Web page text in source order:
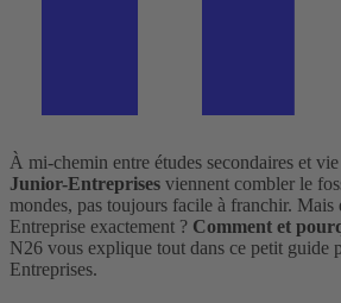
À mi-chemin entre études secondaires et
Junior-Entreprises viennent combler le
mondes, pas toujours facile à franchir. Mais
Entreprise exactement ? Comment et
N26 vous explique tout dans ce petit guide
Entreprises.